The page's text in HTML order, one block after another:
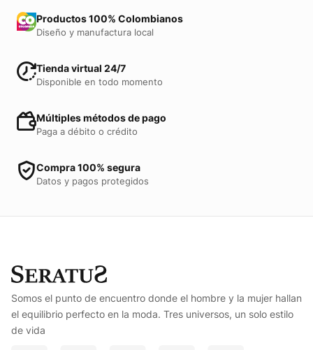
Productos 100% Colombianos
Diseño y manufactura local
Tienda virtual 24/7
Disponible en todo momento
Múltiples métodos de pago
Paga a débito o crédito
Compra 100% segura
Datos y pagos protegidos
Somos el punto de encuentro donde el hombre y la mujer hallan
el equilibrio perfecto en la moda. Tres universos, un solo estilo
de vida